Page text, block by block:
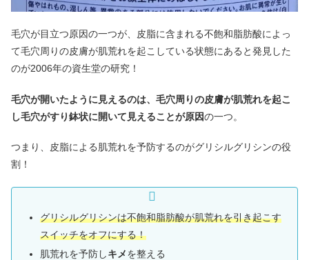
毛穴が目立つ原因の一つが、皮脂に含まれる不飽和脂肪酸によっ
て毛穴周りの皮膚が肌荒れを起こしている状態にあると発見した
のが2006年の資生堂の研究！
毛穴が開いたように見えるのは、毛穴周りの皮膚が肌荒れを起こ
し毛穴がすり鉢状に開いて見えることが原因の一つ。
つまり、皮脂による肌荒れを予防するのがグリシルグリシンの役
割！
グリシルグリシンは不飽和脂肪酸が肌荒れを引き起こす
スイッチをオフにする！
肌荒れを予防しキメを整える